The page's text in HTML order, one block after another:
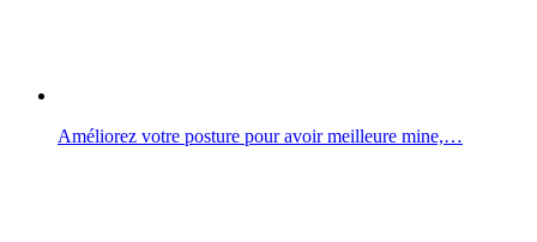
Améliorez votre posture pour avoir meilleure mine,…